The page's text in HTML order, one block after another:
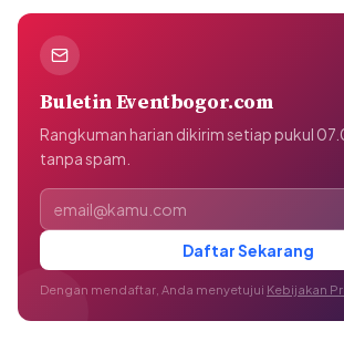
Buletin Eventbogor.com
Rangkuman harian dikirim setiap pukul
tanpa spam.
Alamat email
Daftar Sekarang
Dengan mendaftar, Anda menyetujui Kebijakan